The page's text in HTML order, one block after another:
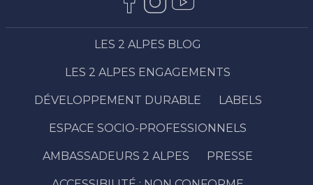
LES 2 ALPES BLOG
LES 2 ALPES ENGAGEMENTS
DÉVELOPPEMENT DURABLE LABELS
ESPACE SOCIO-PROFESSIONNELS
AMBASSADEURS 2 ALPES PRESSE